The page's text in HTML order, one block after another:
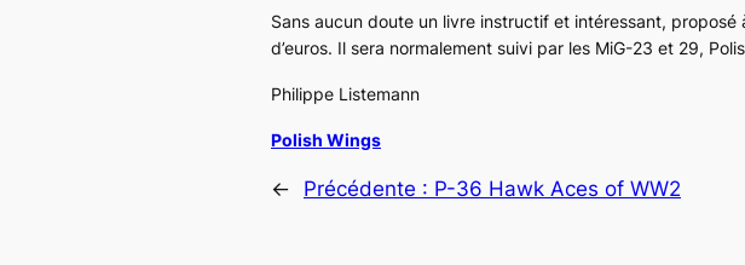
Sans aucun doute un livre instructif et intéressant,
d’euros. Il sera normalement suivi par les MiG-23 et 29,
Philippe Listemann
Polish Wings
← Précédente : P-36 Hawk Aces of WW2